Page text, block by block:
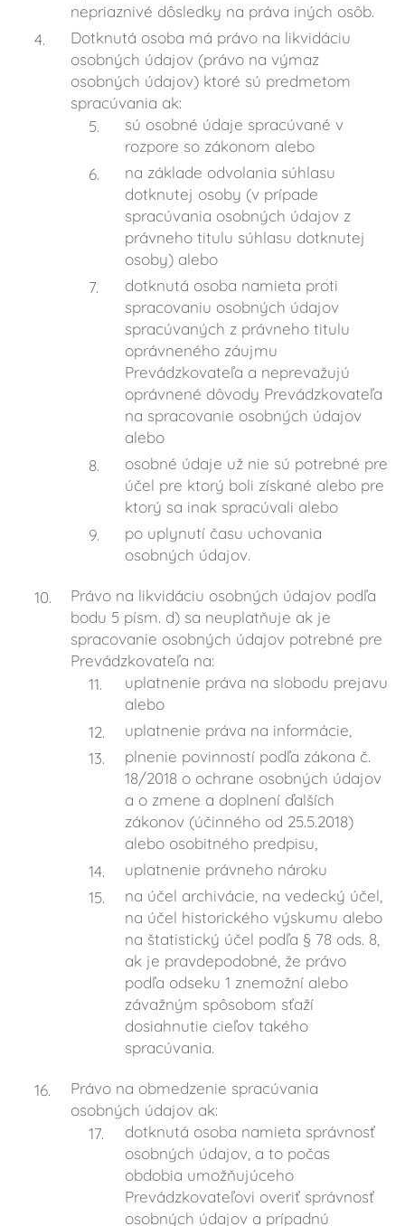
nepriaznivé dôsledky na práva iných osôb.
Dotknutá osoba má právo na likvidáciu
osobných údajov (právo na výmaz
osobných údajov) ktoré sú predmetom
spracúvania ak:
sú osobné údaje spracúvané v
rozpore so zákonom alebo
na základe odvolania súhlasu
dotknutej osoby (v prípade
spracúvania osobných údajov z
právneho titulu súhlasu dotknutej
osoby) alebo
dotknutá osoba namieta proti
spracovaniu osobných údajov
spracúvaných z právneho titulu
oprávneného záujmu
Prevádzkovateľa a neprevažujú
oprávnené dôvody Prevádzkovateľa
na spracovanie osobných údajov
alebo
osobné údaje už nie sú potrebné pre
účel pre ktorý boli získané alebo pre
ktorý sa inak spracúvali alebo
po uplynutí času uchovania
osobných údajov.
Právo na likvidáciu osobných údajov podľa
bodu 5 písm. d) sa neuplatňuje ak je
spracovanie osobných údajov potrebné pre
Prevádzkovateľa na:
uplatnenie práva na slobodu prejavu
alebo
uplatnenie práva na informácie,
plnenie povinností podľa zákona č.
18/2018 o ochrane osobných údajov
a o zmene a doplnení ďalších
zákonov (účinného od 25.5.2018)
alebo osobitného predpisu,
uplatnenie právneho nároku
na účel archivácie, na vedecký účel,
na účel historického výskumu alebo
na štatistický účel podľa § 78 ods. 8,
ak je pravdepodobné, že právo
podľa odseku 1 znemožní alebo
závažným spôsobom sťaží
dosiahnutie cieľov takého
spracúvania.
Právo na obmedzenie spracúvania
osobných údajov ak:
dotknutá osoba namieta správnosť
osobných údajov, a to počas
obdobia umožňujúceho
Prevádzkovateľovi overiť správnosť
osobných údajov a prípadnú